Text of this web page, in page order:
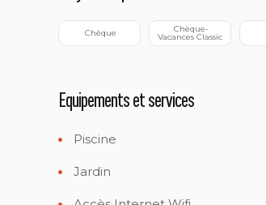
Chèque Vacances Classic
Equipements et services
Piscine
Jardin